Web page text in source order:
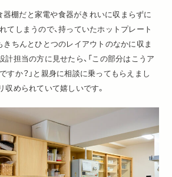
器棚だと家電や食器がきれいに収まらずに
てしまうので、持っていたホットプレート
きちんとひとつのレイアウトのなかに収ま
計担当の方に見せたら、「この部分はこうア
すか？」と親身に相談に乗ってもらえまし
収められていて嬉しいです。